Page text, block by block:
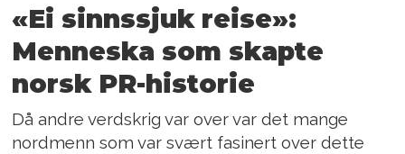
npra
«Ei sinnssjuk reise»:
Menneska som skapte
norsk PR-historie
Då andre verdskrig var over var det mange
nordmenn som var svært fasinert over dette